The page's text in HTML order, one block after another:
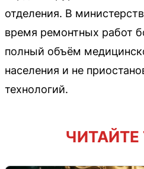
отделения. В
время ремонтных работ
полный объём
населения и не
технологий.